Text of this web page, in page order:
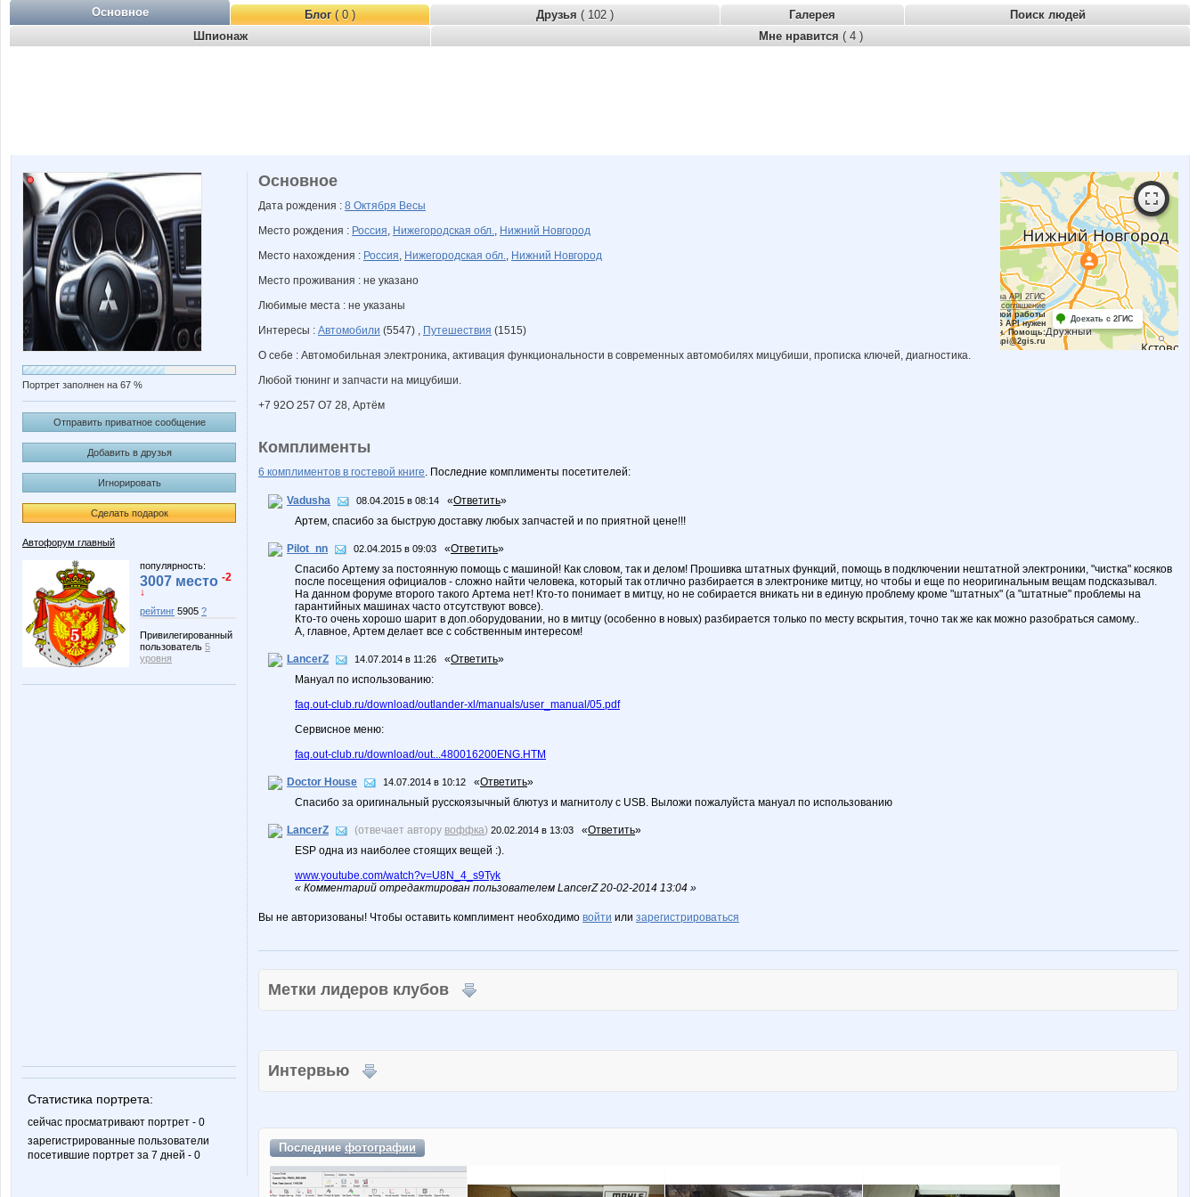
Основное Блог( 0 ) Друзья ( 102 ) Галерея
Поиск людей
Шпионаж
Мне нравится ( 4 )
Портрет заполнен на 67 %
Отправить приватное сообщение
Добавить в друзья
Игнорировать
Сделать подарок
Автофорум главный
популярность:
3007 место -2
↓
рейтинг 5905 ?
Привилегированный
пользователь 5
уровня
Статистика портрета:
сейчас просматривают портрет - 0
зарегистрированные пользователи
посетившие портрет за 7 дней - 0
Работает на API 2ГИС
Лицензионное соглашение
Для корректной работы
Raster JS API нужен
ключ. Помощь:
api@2gis.ru
Доехать с 2ГИС
Основное
Дата рождения : 8 Октября Весы
Место рождения : Россия, Нижегородская обл., Нижний Новгород
Место нахождения : Россия, Нижегородская обл., Нижний Новгород
Место проживания : не указано
Любимые места : не указаны
Интересы : Автомобили (5547) , Путешествия (1515)
О себе : Автомобильная электроника, активация функциональности в современных автомобилях мицубиши, прописка ключей, диагностика.
Любой тюнинг и запчасти на мицубиши.
+7 92O 257 О7 28, Артём
Комплименты
6 комплиментов в гостевой книге. Последние комплименты посетителей:
Vadusha 08.04.2015 в 08:14 «Ответить»
Артем, спасибо за быструю доставку любых запчастей и по приятной цене!!!
Pilot_nn 02.04.2015 в 09:03 «Ответить»
Спасибо Артему за постоянную помощь с машиной! Как словом, так и делом! Прошивка штатных функций, помощь в подключении нештатной электроники, "чистка" косяков
после посещения официалов - сложно найти человека, который так отлично разбирается в электронике митцу, но чтобы и еще по неоригинальным вещам подсказывал.
На данном форуме второго такого Артема нет! Кто-то понимает в митцу, но не собирается вникать ни в единую проблему кроме "штатных" (а "штатные" проблемы на
гарантийных машинах часто отсутствуют вовсе).
Кто-то очень хорошо шарит в доп.оборудовании, но в митцу (особенно в новых) разбирается только по месту вскрытия, точно так же как можно разобраться самому..
А, главное, Артем делает все с собственным интересом!
LancerZ 14.07.2014 в 11:26 «Ответить»
Мануал по использованию:
faq.out-club.ru/download/outlander-xl/manuals/user_manual/05.pdf
Сервисное меню:
faq.out-club.ru/download/out...480016200ENG.HTM
Doctor House 14.07.2014 в 10:12 «Ответить»
Спасибо за оригинальный русскоязычный блютуз и магнитолу с USB. Выложи пожалуйста мануал по использованию
LancerZ (отвечает автору воффка) 20.02.2014 в 13:03 «Ответить»
ESP одна из наиболее стоящих вещей :).
www.youtube.com/watch?v=U8N_4_s9Tyk
« Комментарий отредактирован пользователем LancerZ 20-02-2014 13:04 »
Вы не авторизованы! Чтобы оставить комплимент необходимо войти или зарегистрироваться
Метки лидеров клубов
Интервью
Последниефотографии